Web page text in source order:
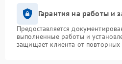
Гарантия на работы и
Предоставляется
выполненные работы и
защищает клиента от повторных